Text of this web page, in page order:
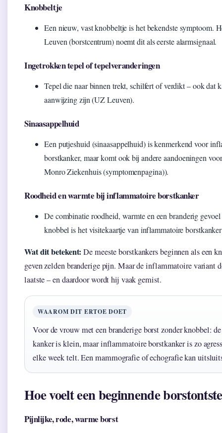
Knobbeltje
Een nieuw, vast knobbeltje is het bekendste symptoom.
Leuven (borstcentrum) noemt dit als eerste alarmsignaal.
Ingetrokken tepel of tepelveranderingen
Tepel die naar binnen trekt, schilfert of verdikt – ook dat
aanwijzing zijn (UZ Leuven).
Sinaasappelhuid
Een putjeshuid (sinaasappelhuid) is kenmerkend voor
borstkanker, maar komt ook bij andere aandoeningen
Monro Ziekenhuis (symptomenpagina)).
Roodheid en warmte bij inflammatoire borstkanker
De combinatie roodheid, warmte en een branderig
knobbel is het visitekaartje van inflammatoire
Wat dit betekent: De meeste borstkankers beginnen als een
geven zelden branderige pijn. Maar de inflammatoire variant
laatste – en daardoor wordt hij vaak gemist.
WAAROM DIT ERTOE DOET
Voor de vrouw met een branderige borst zonder knobbel:
kanker is klein, maar inflammatoire borstkanker is zo
elke week telt. Een mammografie of echografie kan
Hoe voelt een beginnende
Pijnlijke, rode, warme borst